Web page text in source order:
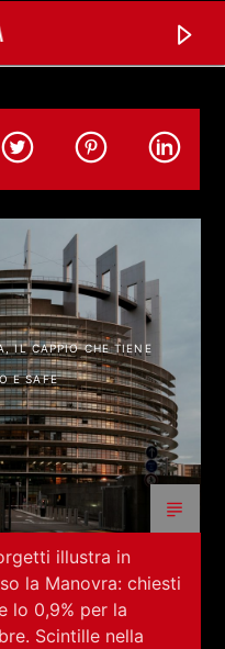
CON
IL CAPPIO CHE TIENE
E SAFE
illustra in
la Manovra: chiesti
lo 0,9% per la
Scintille nella